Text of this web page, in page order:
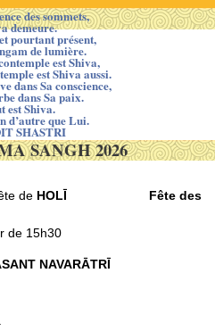
des sommets,
demeure.
pourtant présent,
de lumière.
est Shiva,
est Shiva aussi.
dans Sa conscience,
dans Sa paix.
est Shiva.
d’autre que Lui.
SHASTRI
SANGH 2026
de HOLĪ Fête des
de 15h30
NAVARᾹTRĪ